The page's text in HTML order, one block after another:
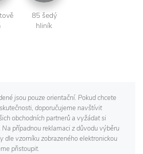
85 šedý
hliník
jsou pouze orientační. Pokud chcete
doporučujeme navštívit
obchodních partnerů a vyžádat si
případnou reklamaci z důvodu výběru
dle vzorníku zobrazeného elektronickou
přistoupit.